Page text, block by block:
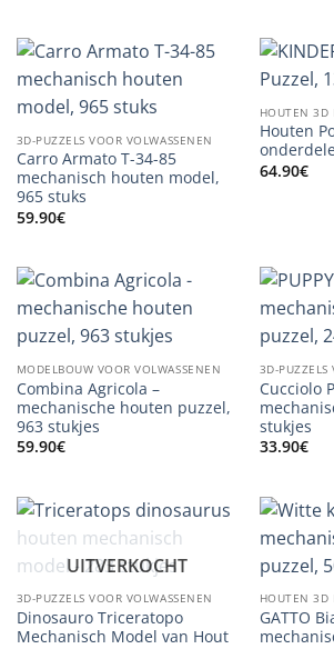
3D-PUZZELS VOOR VOLWASSENEN
Carro Armato T-34-85
mechanisch houten model,
965 stuks
59.90€
HOUTEN 3D
Houten
64.90€
MODELBOUW VOOR VOLWASSENEN
Combina Agricola –
mechanische houten puzzel,
963 stukjes
59.90€
3D-PUZZELS
Cucciolo
stukjes
33.90€
UITVERKOCHT
3D-PUZZELS VOOR VOLWASSENEN
Dinosauro Triceratopo
Mechanisch Model van Hout
HOUTEN 3D
GATTO